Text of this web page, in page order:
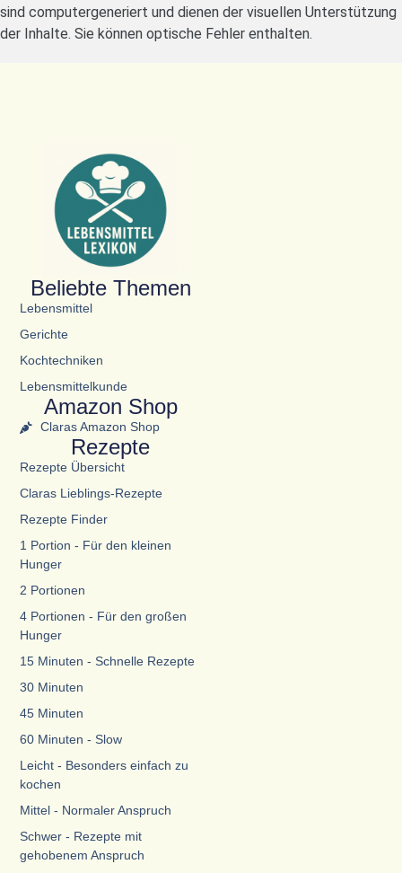
sind computergeneriert und dienen der visuellen Unterstützung
der Inhalte. Sie können optische Fehler enthalten.
Beliebte Themen
Lebensmittel
Gerichte
Kochtechniken
Lebensmittelkunde
Amazon Shop
Claras Amazon Shop
Rezepte
Rezepte Übersicht
Claras Lieblings-Rezepte
Rezepte Finder
1 Portion - Für den kleinen
Hunger
2 Portionen
4 Portionen - Für den großen
Hunger
15 Minuten - Schnelle Rezepte
30 Minuten
45 Minuten
60 Minuten - Slow
Leicht - Besonders einfach zu
kochen
Mittel - Normaler Anspruch
Schwer - Rezepte mit
gehobenem Anspruch